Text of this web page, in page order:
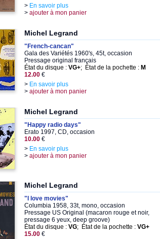
> En savoir plus
> ajouter à mon panier
Michel Legrand
"French-cancan"
Gala des Variétés 1960's, 45t, occasion
Pressage original français
État du disque : VG+; État de la pochette : M
12.00 €
> En savoir plus
> ajouter à mon panier
Michel Legrand
"Happy radio days"
Erato 1997, CD, occasion
10.00 €
> En savoir plus
> ajouter à mon panier
Michel Legrand
"I love movies"
Columbia 1958, 33t, mono, occasion
Pressage US Original (macaron rouge et noir,
pressage 6 yeux, deep groove)
État du disque : VG; État de la pochette : VG+
15.00 €